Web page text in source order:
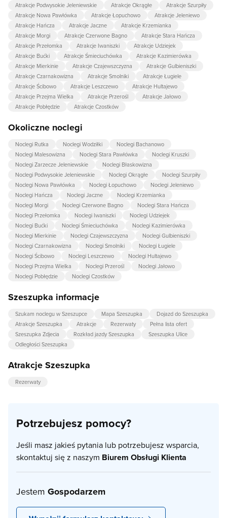
Atrakcje Podwysokie Jeleniewskie
Atrakcje Okrągłe
Atrakcje Szurpiły
Atrakcje Nowa Pawłówka
Atrakcje Łopuchowo
Atrakcje Jeleniewo
Atrakcje Hańcza
Atrakcje Jaczne
Atrakcje Krzemianka
Atrakcje Morgi
Atrakcje Czerwone Bagno
Atrakcje Stara Hańcza
Atrakcje Przełomka
Atrakcje Iwaniszki
Atrakcje Udziejek
Atrakcje Bućki
Atrakcje Śmieciuchówka
Atrakcje Kazimierówka
Atrakcje Mierkinie
Atrakcje Czajewszczyzna
Atrakcje Gulbieniszki
Atrakcje Czarnakowizna
Atrakcje Smolniki
Atrakcje Ługiele
Atrakcje Ścibowo
Atrakcje Leszczewo
Atrakcje Hultajewo
Atrakcje Przejma Wielka
Atrakcje Przerośl
Atrakcje Jałowo
Atrakcje Pobłędzie
Atrakcje Czostków
Okoliczne noclegi
Noclegi Rutka Noclegi Wodziłki
Noclegi Bachanowo
Noclegi Malesowizna
Noclegi Stara Pawłówka
Noclegi Kruszki
Noclegi Zarzecze Jeleniewskie
Noclegi Błaskowizna
Noclegi Podwysokie Jeleniewskie
Noclegi Okrągłe
Noclegi Szurpiły
Noclegi Nowa Pawłówka
Noclegi Łopuchowo
Noclegi Jeleniewo
Noclegi Hańcza
Noclegi Jaczne
Noclegi Krzemianka
Noclegi Morgi
Noclegi Czerwone Bagno
Noclegi Stara Hańcza
Noclegi Przełomka
Noclegi Iwaniszki
Noclegi Udziejek
Noclegi Bućki
Noclegi Śmieciuchówka
Noclegi Kazimierówka
Noclegi Mierkinie
Noclegi Czajewszczyzna
Noclegi Gulbieniszki
Noclegi Czarnakowizna
Noclegi Smolniki
Noclegi Ługiele
Noclegi Ścibowo
Noclegi Leszczewo
Noclegi Hultajewo
Noclegi Przejma Wielka
Noclegi Przerośl
Noclegi Jałowo
Noclegi Pobłędzie
Noclegi Czostków
Szeszupka informacje
Szukam noclegu w Szeszupce Mapa Szeszupka
Dojazd do Szeszupka
Atrakcje Szeszupka
Atrakcje Rezerwaty
Pełna lista ofert
Szeszupka Zdjecia
Rozkład jazdy Szeszupka
Szeszupka Ulice
Odległości Szeszupka
Atrakcje Szeszupka
Rezerwaty
Potrzebujesz pomocy?
Jeśli masz jakieś pytania lub potrzebujesz wsparcia,
skontaktuj się z naszym Biurem Obsługi Klienta
Jestem Gospodarzem